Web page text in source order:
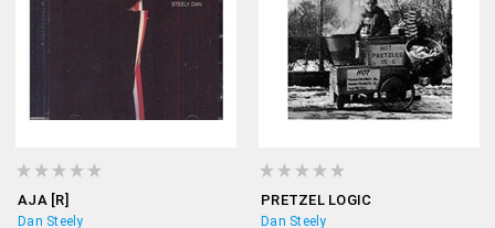
AJA [R]
Dan Steely
PRETZEL LOGIC
Dan Steely